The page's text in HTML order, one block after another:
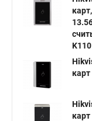
карт
карт